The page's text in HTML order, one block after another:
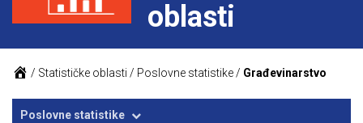
oblasti
/ Statističke oblasti / Poslovne statistike/ Građevinarstvo
Poslovne statistike